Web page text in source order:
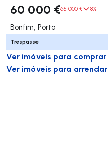
60 000 €65 000 € 8%
Bonfim, Porto
Trespasse
Ver imóveis para comprar
Ver imóveis para arrendar